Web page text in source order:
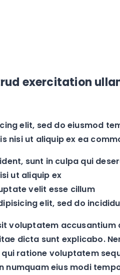
exercitation
elit, sed do eiusmod
nisi ut aliquip ex ea
sunt in culpa qui
ut aliquip ex
velit esse cillum
elit, sed do
voluptatem
dicta sunt explicabo.
ratione voluptatem
numquam eius modi